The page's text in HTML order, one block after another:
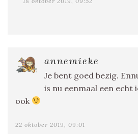
annemieke
Je bent goed bezig.
is nu eenmaal een echt
ook
22 oktober 2019, 09:01